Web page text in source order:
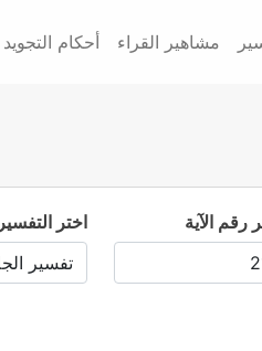
مشاهير القراء أحكام التجويد
رقم الآية اختر التفسير